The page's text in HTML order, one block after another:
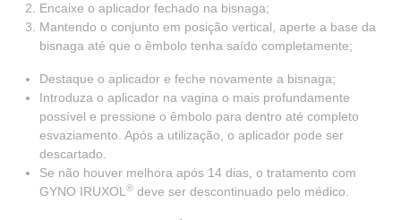
Encaixe o aplicador fechado na bisnaga;
Mantendo o conjunto em posição vertical, aperte a base da
bisnaga até que o êmbolo tenha saído completamente;
Destaque o aplicador e feche novamente a bisnaga;
Introduza o aplicador na vagina o mais profundamente
possível e pressione o êmbolo para dentro até completo
esvaziamento. Após a utilização, o aplicador pode ser
descartado.
Se não houver melhora após 14 dias, o tratamento com
GYNO IRUXOL ® deve ser descontinuado pelo médico.